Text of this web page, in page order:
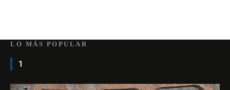
LO MÁS POPULAR
1